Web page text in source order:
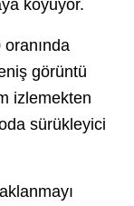
koyuyor.
görüntü
izlemekten
sürükleyici